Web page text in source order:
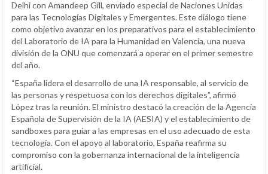
Delhi con Amandeep Gill, enviado especial de Naciones Unidas
para las Tecnologías Digitales y Emergentes. Este diálogo tiene
como objetivo avanzar en los preparativos para el establecimiento
del Laboratorio de IA para la Humanidad en Valencia, una nueva
división de la ONU que comenzará a operar en el primer semestre
del año.
“España lidera el desarrollo de una IA responsable, al servicio de
las personas y respetuosa con los derechos digitales”, afirmó
López tras la reunión. El ministro destacó la creación de la Agencia
Española de Supervisión de la IA (AESIA) y el establecimiento de
sandboxes para guiar a las empresas en el uso adecuado de esta
tecnología. Con el apoyo al laboratorio, España reafirma su
compromiso con la gobernanza internacional de la inteligencia
artificial.